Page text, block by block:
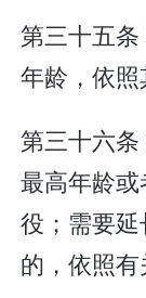
第三十五
年龄，依照
第三十六
最高年龄
役；需要
的，依照有